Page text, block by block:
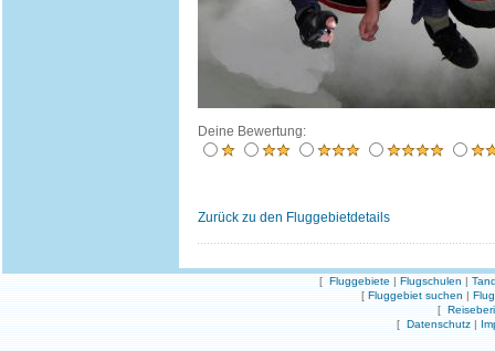
Deine Bewertung:
Zurück zu den Fluggebietdetails
[ Fluggebiete | Flugschulen |
[ Fluggebiet suchen |
[
[ Datenschutz |